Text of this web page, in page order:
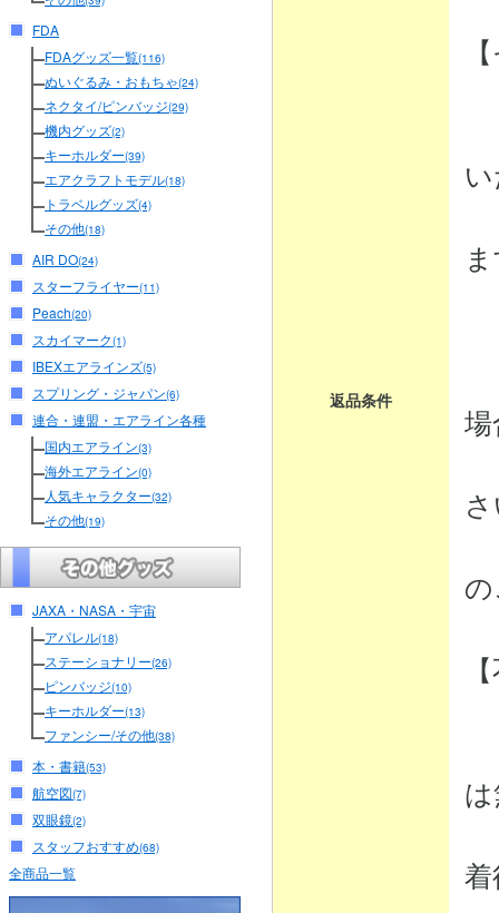
FDA
FDAグッズ一覧(116)
ぬいぐるみ・おもちゃ(24)
ネクタイ/ピンバッジ(29)
機内グッズ(2)
キーホルダー(39)
エアクラフトモデル(18)
トラベルグッズ(4)
その他(18)
AIR DO(24)
スターフライヤー(11)
Peach(20)
スカイマーク(1)
IBEXエアラインズ(5)
スプリング・ジャパン(6)
連合・連盟・エアライン各種
国内エアライン(3)
海外エアライン(0)
人気キャラクター(32)
その他(19)
JAXA・NASA・宇宙
アパレル(18)
ステーショナリー(26)
ピンバッジ(10)
キーホルダー(13)
ファンシー/その他(38)
本・書籍(53)
航空図(7)
双眼鏡(2)
スタッフおすすめ(68)
全商品一覧
返品条件